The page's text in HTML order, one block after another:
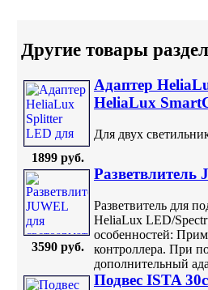
Другие товары
1899 руб.
Адаптер
HeliaLux
Для двух
3590 руб.
Разветвлитель
Разветвитель для
HeliaLux LED/
особенностей:
контроллера. При
дополнительный
Подвес ISTA